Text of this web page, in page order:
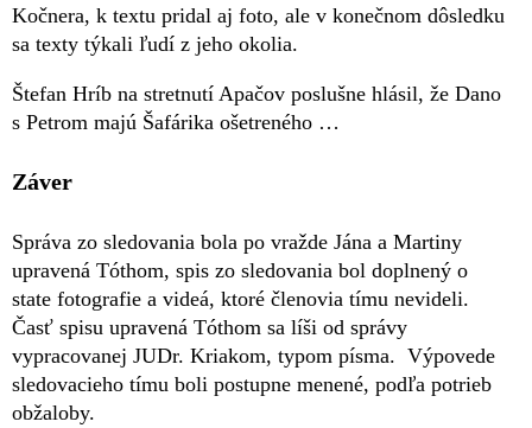
Kočnera, k textu pridal aj foto, ale v konečnom dôsledku
sa texty týkali ľudí z jeho okolia.
Štefan Hríb na stretnutí Apačov poslušne hlásil, že Dano
s Petrom majú Šafárika ošetreného …
Záver
Správa zo sledovania bola po vražde Jána a Martiny
upravená Tóthom, spis zo sledovania bol doplnený o
state fotografie a videá, ktoré členovia tímu nevideli.
Časť spisu upravená Tóthom sa líši od správy
vypracovanej JUDr. Kriakom, typom písma. Výpovede
sledovacieho tímu boli postupne menené, podľa potrieb
obžaloby.